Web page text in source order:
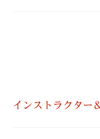
インストラクター